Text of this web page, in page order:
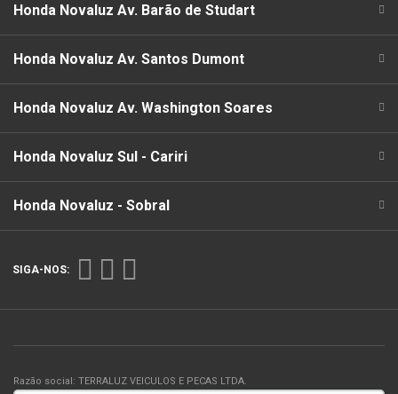
Honda Novaluz Av. Barão de Studart
Honda Novaluz Av. Santos Dumont
Honda Novaluz Av. Washington Soares
Honda Novaluz Sul - Cariri
Honda Novaluz - Sobral
SIGA-NOS:
Razão social: TERRALUZ VEICULOS E PECAS LTDA.